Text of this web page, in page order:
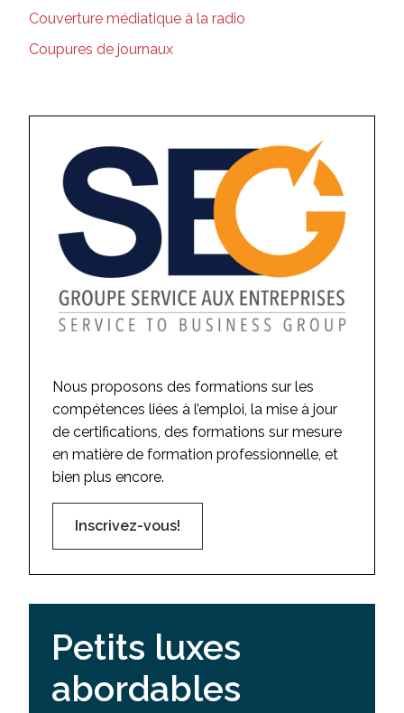
Couverture médiatique à la radio
Coupures de journaux
Nous proposons des formations sur les
compétences liées à l’emploi, la mise à jour
de certifications, des formations sur mesure
en matière de formation professionnelle, et
bien plus encore.
Inscrivez-vous!
Petits luxes
abordables